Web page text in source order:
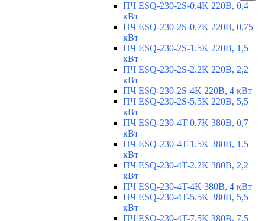
ПЧ ESQ-230-2S-0.4K 220В, 0,4
кВт
ПЧ ESQ-230-2S-0.7K 220В, 0,75
кВт
ПЧ ESQ-230-2S-1.5K 220В, 1,5
кВт
ПЧ ESQ-230-2S-2.2K 220В, 2,2
кВт
ПЧ ESQ-230-2S-4K 220В, 4 кВт
ПЧ ESQ-230-2S-5.5K 220В, 5,5
кВт
ПЧ ESQ-230-4T-0.7K 380В, 0,7
кВт
ПЧ ESQ-230-4T-1.5K 380В, 1,5
кВт
ПЧ ESQ-230-4T-2.2K 380В, 2,2
кВт
ПЧ ESQ-230-4T-4K 380В, 4 кВт
ПЧ ESQ-230-4T-5.5K 380В, 5,5
кВт
ПЧ ESQ-230-4T-7.5K 380В, 7,5